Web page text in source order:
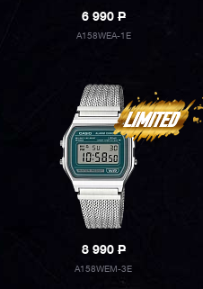
6 990P
A158WEA-1E
8 990P
A158WEM-3E